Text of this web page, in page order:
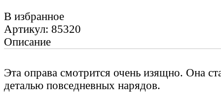
В избранное
Артикул: 85320
Описание
Эта оправа смотрится очень изящно. Она
деталью повседневных нарядов.